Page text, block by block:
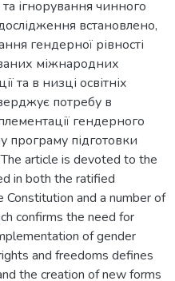
ігнорування чинного
встановлено,
гендерної рівності
міжнародних
та в низці освітніх
потребу в
гендерного
програму підготовки
The article is devoted to the
in both the ratified
and a number of
confirms the need for
of gender
and freedoms defines
the creation of new forms